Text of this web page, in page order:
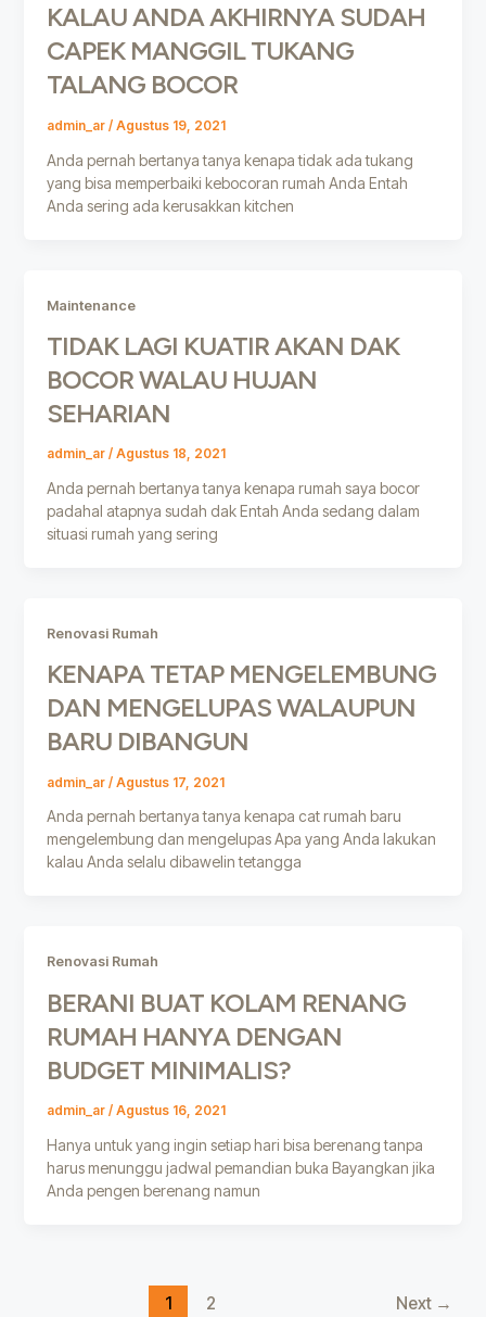
KALAU ANDA AKHIRNYA SUDAH
CAPEK MANGGIL TUKANG
TALANG BOCOR
admin_ar / Agustus 19, 2021
Anda pernah bertanya tanya kenapa tidak ada tukang
yang bisa memperbaiki kebocoran rumah Anda Entah
Anda sering ada kerusakkan kitchen
Maintenance
TIDAK LAGI KUATIR AKAN DAK
BOCOR WALAU HUJAN
SEHARIAN
admin_ar / Agustus 18, 2021
Anda pernah bertanya tanya kenapa rumah saya bocor
padahal atapnya sudah dak Entah Anda sedang dalam
situasi rumah yang sering
Renovasi Rumah
KENAPA TETAP MENGELEMBUNG
DAN MENGELUPAS WALAUPUN
BARU DIBANGUN
admin_ar / Agustus 17, 2021
Anda pernah bertanya tanya kenapa cat rumah baru
mengelembung dan mengelupas Apa yang Anda lakukan
kalau Anda selalu dibawelin tetangga
Renovasi Rumah
BERANI BUAT KOLAM RENANG
RUMAH HANYA DENGAN
BUDGET MINIMALIS?
admin_ar / Agustus 16, 2021
Hanya untuk yang ingin setiap hari bisa berenang tanpa
harus menunggu jadwal pemandian buka Bayangkan jika
Anda pengen berenang namun
1 2 Next →